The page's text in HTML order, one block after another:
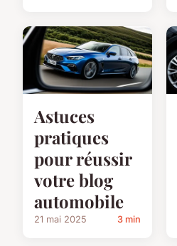
Astuces
pratiques
pour réussir
votre blog
automobile
21 mai 2025 3 min